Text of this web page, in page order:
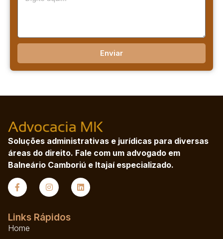
Enviar
Soluções administrativas e jurídicas para diversas
áreas do direito. Fale com um advogado em
Balneário Camboriú e Itajaí especializado.
Links Rápidos
Home